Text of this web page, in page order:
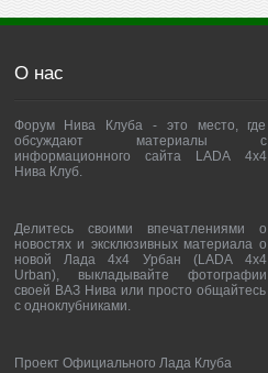
О нас
Форум Нива Клуба - это место, где
обсуждают материалы с
информационного сайта LADA 4x4
Нива Клуб.
Делитесь своими впечатлениями о
новостях и эксклюзивных материала о
новой Лада 4х4 Урбан (LADA 4x4
Urban), выкладывайте фотографии
своей ВАЗ Нива или просто общайтесь
с одноклубниками.
Проект Официального Лада Клуба